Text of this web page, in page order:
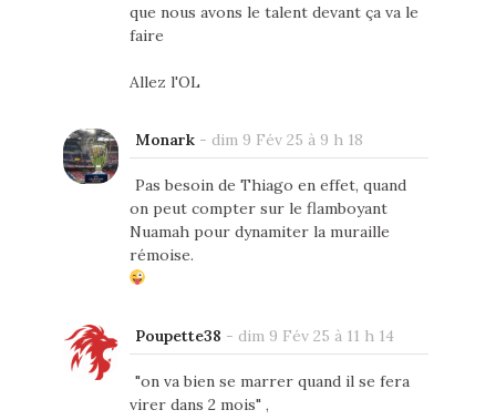
que nous avons le talent devant ça va le
faire
Allez l'OL
Monark- dim 9 Fév 25 à 9 h 18
Pas besoin de Thiago en effet, quand
on peut compter sur le flamboyant
Nuamah pour dynamiter la muraille
rémoise.
Poupette38 - dim 9 Fév 25 à 11 h 14
"on va bien se marrer quand il se fera
virer dans 2 mois" ,